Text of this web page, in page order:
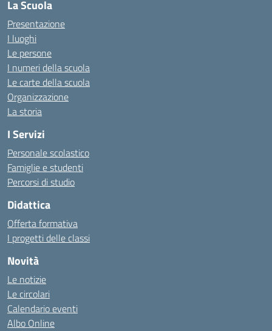
La Scuola
Presentazione
I luoghi
Le persone
I numeri della scuola
Le carte della scuola
Organizzazione
La storia
I Servizi
Personale scolastico
Famiglie e studenti
Percorsi di studio
Didattica
Offerta formativa
I progetti delle classi
Novità
Le notizie
Le circolari
Calendario eventi
Albo Online